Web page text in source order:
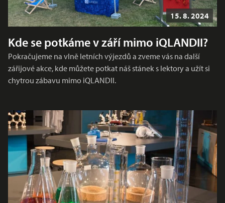
15. 8. 2024
Kde se potkáme v září mimo iQLANDII?
Pokračujeme na vlně letních výjezdů a zveme vás na další
zářijové akce, kde můžete potkat náš stánek s lektory a užít si
chytrou zábavu mimo iQLANDII.